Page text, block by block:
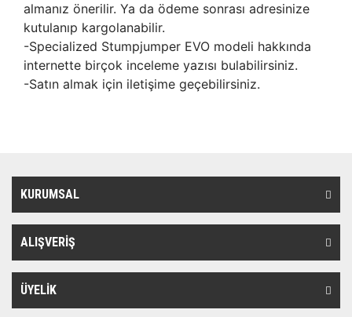
almanız önerilir. Ya da ödeme sonrası adresinize
kutulanıp kargolanabilir.
-Specialized Stumpjumper EVO modeli hakkında
internette birçok inceleme yazısı bulabilirsiniz.
-Satın almak için iletişime geçebilirsiniz.
KURUMSAL
ALIŞVERİŞ
ÜYELİK